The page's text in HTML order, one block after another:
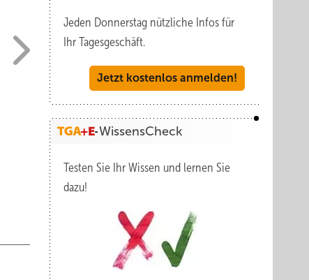
UBA Tec: Installation der Rohrummantelung UBA-Flex auf einem geraden Rohr.
Jeden Donnerstag nützliche Infos für
Ihr Tagesgeschäft.
Jetzt kostenlos anmelden!
WissensCheck
Testen Sie Ihr Wissen und lernen Sie
dazu!